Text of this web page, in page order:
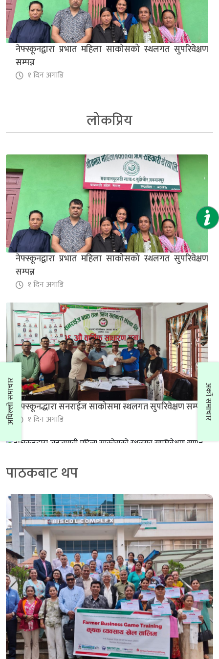
अघिल्लो समाचार अर्को समाचार
नेफ्स्कूनद्वारा प्रभात महिला साकोसको स्थलगत सुपरिवेक्षण
सम्पन्न
१ दिन अगाडि
सहकारीको डिजिटल रूपान्तरणमा AI को नयाँ आयाम :
नेफ्स्कूनद्वारा AI in Cooperative अभिमुखीकरण सम्पन्न
१ दिन अगाडि
नेफ्स्कूनद्धारा सनराईज साकोसमा स्थलगत सुपरिवेक्षण सम्पन्न
१ दिन अगाडि
नेफ्स्कूनद्वारा जनजागृती महिला साकोसको स्थलगत
सुपरिवेक्षण सम्पन्न
२ दिन अगाडि
आरुघाटमा स्क्यान अभिमुखिकरण कार्यक्रम सम्पन्न
२ दिन अगाडि
लोकप्रिय
नेफ्स्कूनद्वारा प्रभात महिला साकोसको स्थलगत सुपरिवेक्षण
सम्पन्न
१ दिन अगाडि
नेफ्स्कूनद्धारा सनराईज साकोसमा स्थलगत सुपरिवेक्षण सम्पन्न
१ दिन अगाडि
नेफ्स्कूनद्वारा जनजागृती महिला साकोसको स्थलगत
सुपरिवेक्षण सम्पन्न
२ दिन अगाडि
पाठकबाट थप